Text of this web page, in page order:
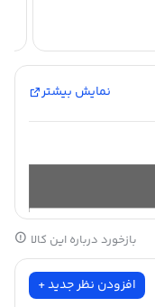
نمایش بیشتر
ضد آب
30
متر
بازخورد درباره این کالا
افزودن نظر جدید +